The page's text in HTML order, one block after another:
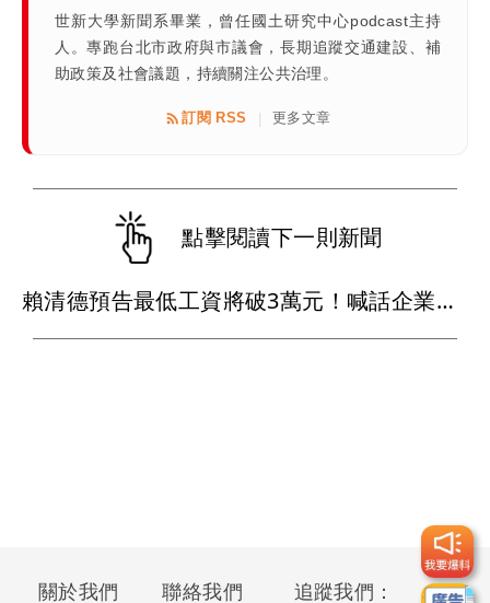
世新大學新聞系畢業，曾任國土研究中心podcast主持
人。專跑台北市政府與市議會，長期追蹤交通建設、補
助政策及社會議題，持續關注公共治理。
訂閱 RSS | 更多文章
點擊閱讀下一則新聞
賴清德預告最低工資將破3萬元！喊話企業替員工加薪
關於我們 聯絡我們 追蹤我們：